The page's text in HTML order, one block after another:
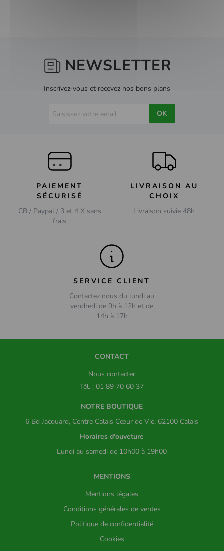
NEWSLETTER
Inscrivez-vous et recevez nos bons plans
OK
PAIEMENT
SÉCURISÉ
CB / Paypal / 3 et 4 X sans
frais
LIVRAISON AU
CHOIX
Livraison suivie 48h
SERVICE CLIENT
Contactez nous du lundi au
vendredi de 9h à 12h et de
14h à 17h
CONTACT
Nous contacter
Tél. : 01 89 70 60 37
NOTRE BOUTIQUE
6 Bd Jacquard, Centre Calais Cœur de Vie, 62100 Calais
Horaires d'ouveture
Lundi au samedi de 10h00 à 19h00
MENTIONS
Mentions légales
Conditions générales de ventes
Politique de confidentialité
Cookies